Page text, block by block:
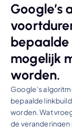
Google’s
mogelijk
worden.
Google’s
bepaalde
worden. Wat
de veranderingen